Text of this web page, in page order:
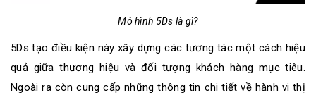
Mô hình 5Ds là gì?
5Ds tạo điều kiện này xây dựng các tương tác một cách hiệu
quả giữa thương hiệu và đối tượng khách hàng mục tiêu.
Ngoài ra còn cung cấp những thông tin chi tiết về hành vi thị